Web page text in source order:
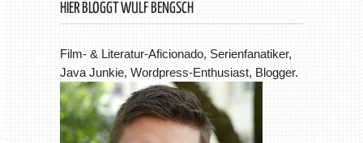
HIER BLOGGT WULF BENGSCH
Film- & Literatur-Aficionado, Serienfanatiker,
Java Junkie, Wordpress-Enthusiast, Blogger.